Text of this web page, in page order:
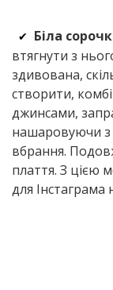
✔ Біла
втягнути з
здивована,
створити,
джинсами,
нашаровуючи
вбрання.
плаття. З цією
для Інстаграма